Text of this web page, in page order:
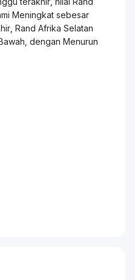
Meningkat sebesar
Rand Afrika Selatan
dengan Menurun